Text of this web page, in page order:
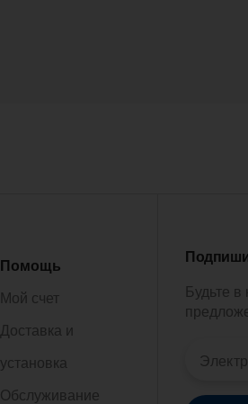
Помощь
Мой счет
Доставка и
установка
Обслуживание
Будьте